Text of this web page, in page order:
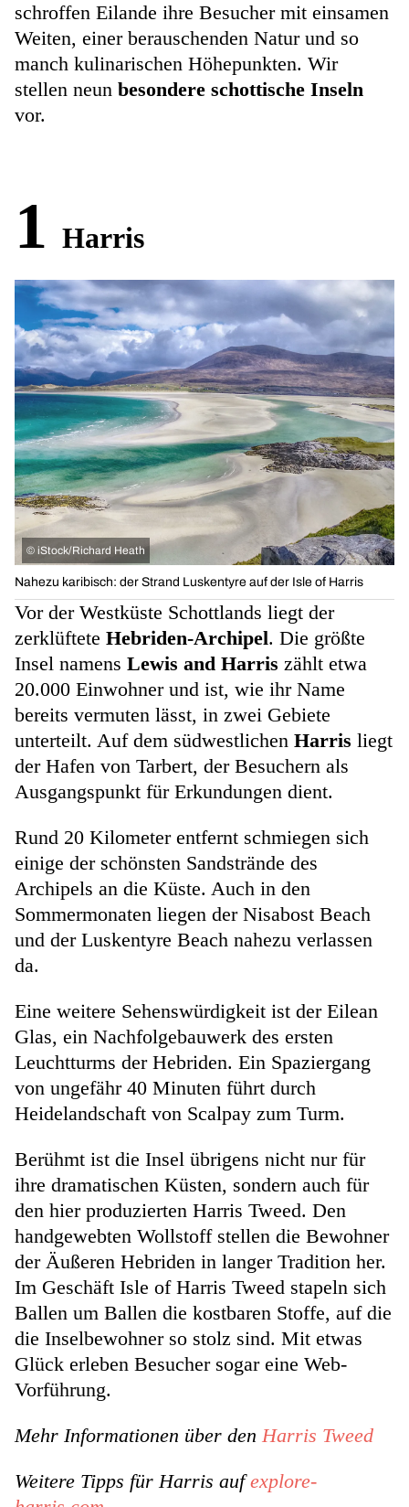
schroffen Eilande ihre Besucher mit einsamen
Weiten, einer berauschenden Natur und so
manch kulinarischen Höhepunkten. Wir
stellen neun besondere schottische Inseln
vor.
1 Harris
© iStock/Richard Heath
Nahezu karibisch: der Strand Luskentyre auf der Isle of Harris
Vor der Westküste Schottlands liegt der
zerklüftete Hebriden-Archipel. Die größte
Insel namens Lewis and Harris zählt etwa
20.000 Einwohner und ist, wie ihr Name
bereits vermuten lässt, in zwei Gebiete
unterteilt. Auf dem südwestlichen Harris liegt
der Hafen von Tarbert, der Besuchern als
Ausgangspunkt für Erkundungen dient.
Rund 20 Kilometer entfernt schmiegen sich
einige der schönsten Sandstrände des
Archipels an die Küste. Auch in den
Sommermonaten liegen der Nisabost Beach
und der Luskentyre Beach nahezu verlassen
da.
Eine weitere Sehenswürdigkeit ist der Eilean
Glas, ein Nachfolgebauwerk des ersten
Leuchtturms der Hebriden. Ein Spaziergang
von ungefähr 40 Minuten führt durch
Heidelandschaft von Scalpay zum Turm.
Berühmt ist die Insel übrigens nicht nur für
ihre dramatischen Küsten, sondern auch für
den hier produzierten Harris Tweed. Den
handgewebten Wollstoff stellen die Bewohner
der Äußeren Hebriden in langer Tradition her.
Im Geschäft Isle of Harris Tweed stapeln sich
Ballen um Ballen die kostbaren Stoffe, auf die
die Inselbewohner so stolz sind. Mit etwas
Glück erleben Besucher sogar eine Web-
Vorführung.
Mehr Informationen über den Harris Tweed
Weitere Tipps für Harris aufexplore-